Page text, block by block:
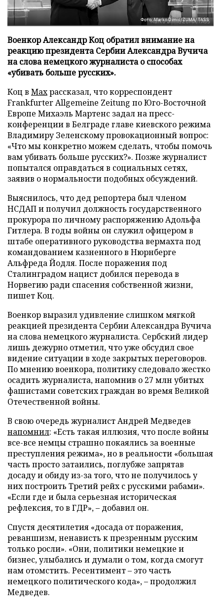
Фото: Marko Dimic/ZUMA/TASS
Военкор Александр Коц обратил внимание на
реакцию президента Сербии Александра Вучича
на слова немецкого журналиста о способах
«убивать больше русских».
Коц в Махрассказал, что корреспондент
Frankfurter Allgemeine Zeitung по Юго-Восточной
Европе Михаэль Мартенс задал на пресс-
конференции в Белграде главе киевского режима
Владимиру Зеленскому провокационный вопрос:
«Что мы конкретно можем сделать, чтобы помочь
вам убивать больше русских?». Позже журналист
попытался оправдаться в социальных сетях,
заявив о нормальности подобных обсуждений.
Выяснилось, что дед репортера был членом
НСДАП и получил должность государственного
прокурора по личному распоряжению Адольфа
Гитлера. В годы войны он служил офицером в
штабе оперативного руководства вермахта под
командованием казненного в Нюрнберге
Альфреда Йодля. После поражения под
Сталинградом нацист добился перевода в
Норвегию ради спасения собственной жизни,
пишет Коц.
Военкор выразил удивление слишком мягкой
реакцией президента Сербии Александра Вучича
на слова немецкого журналиста. Сербский лидер
лишь дежурно отметил, что уже обсудил свое
видение ситуации в ходе закрытых переговоров.
По мнению военкора, политику следовало жестко
осадить журналиста, напомнив о 27 млн убитых
фашистами советских граждан во время Великой
Отечественной войны.
В свою очередь журналист Андрей Медведев
напомнил: «Есть такая иллюзия, что после войны
все-все немцы страшно покаялись за военные
преступления режима», но в реальности «большая
часть просто затаились, поглубже запрятав
досаду и обиду из-за того, что не получилось у
них построить Третий рейх с русскими рабами».
«Если где и была серьезная историческая
рефлексия, то в ГДР», – добавил он.
Спустя десятилетия «досада от поражения,
реваншизм, ненависть к презренным русским
только росли». «Они, политики немецкие и
бизнес, улыбались и думали о том, когда смогут
нам отомстить. Ресентимент – это часть
немецкого политического кода», – продолжил
Медведев.